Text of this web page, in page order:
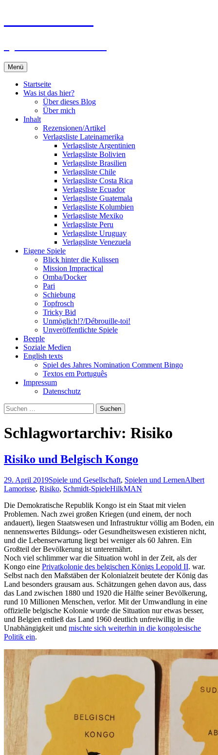
Menü
Startseite
Was ist das hier?
Über dieses Blog
Über mich
Inhalt
Rezensionen/Artikel
Verlagsliste Lateinamerika
Verlagsliste Argentinien
Verlagsliste Bolivien
Verlagsliste Brasilien
Verlagsliste Chile
Verlagsliste Costa Rica
Verlagsliste Ecuador
Verlagsliste Guatemala
Verlagsliste Kolumbien
Verlagsliste Mexiko
Verlagsliste Peru
Verlagsliste Uruguay
Verlagsliste Venezuela
Eigene Spiele
Blick hinter die Kulissen
Mission Impractical
Omba/Docker
Pari
Schiebung
Topfrosch
Tricky Bid
Unmöglich!?/Débrouille-toi!
Unveröffentlichte Spiele
Beeple
Soziale Medien
English texts
Spiel des Jahres Nomination Comment Bingo
Textos em Português
Impressum
Datenschutz
Suchen
nach:
Schlagwortarchiv: Risiko
Risiko und Belgisch Kongo
29. April 2019Spiele und Gesellschaft, Spielen und LernenAlbert
Lamorisse, Risiko, Schmidt-SpieleHilkMAN
Die Demokratische Republik Kongo ist ein Staat mit vielen
Problemen. Nach zwei großen Kriegen (und einem, der noch
andauert), liegen Staatswesen und Infrastruktur völlig am Boden, ein
nennenswertes Bildungs- oder Gesundheitswesen existieren nicht,
und die Lebenserwartung liegt bei weniger als 60 Jahren. Ein
Großteil der Bevölkerung ist unterernährt.
Noch viel schlimmer war die Situation wohl in der Zeit, als der
Kongo eine Privatkolonie des belgischen Königs Leopold II. war.
Selbst nach den Maßstäben der Kolonialzeit beutete der König das
Land besonders grausam aus. Schätzungen gehen davon aus, dass
das Land zwischen 1880 und 1920 die Hälfte seiner Bevölkerung,
rund 10 Millionen Menschen, verlor. Mit der Umwandlung in eine
offizielle belgische Kolonie wurde die Situation nur etwas besser,
und Belgien entließ das Land 1960 deutlich unfreiwillig in die
Unabhängigkeit und mischte sich weiterhin in die kongolesische
Politik ein.